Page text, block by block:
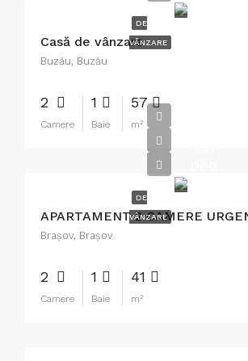
DE
VÂNZARE
Casă de vânzare
Buzău, Buzău
2
Camere
1
Baie
57
m²
DE
VÂNZARE
Braşov, Brașov
2
Camere
1
Baie
41
m²